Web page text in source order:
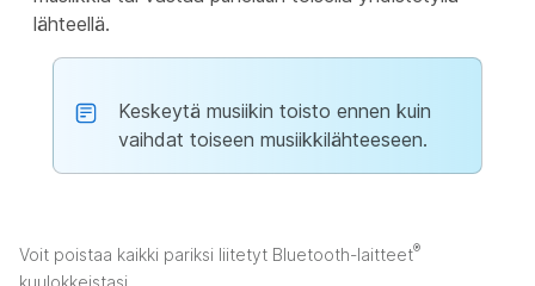
lähteellä.
Keskeytä musiikin toisto ennen kuin
vaihdat toiseen musiikkilähteeseen.
Voit poistaa kaikki pariksi liitetyt Bluetooth-laitteet®
kuulokkeistasi.